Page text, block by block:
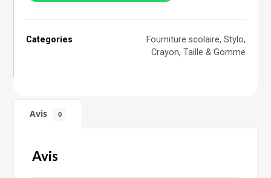
Categories Fourniture scolaire, Stylo,
Crayon, Taille & Gomme
Avis 0
Avis